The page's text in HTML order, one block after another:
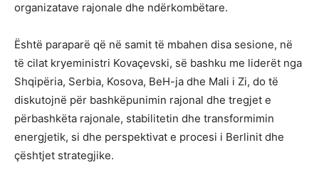
organizatave rajonale dhe ndërkombëtare.
Është paraparë që në samit të mbahen disa sesione, në
të cilat kryeministri Kovaçevski, së bashku me liderët nga
Shqipëria, Serbia, Kosova, BeH-ja dhe Mali i Zi, do të
diskutojnë për bashkëpunimin rajonal dhe tregjet e
përbashkëta rajonale, stabilitetin dhe transformimin
energjetik, si dhe perspektivat e procesi i Berlinit dhe
çështjet strategjike.